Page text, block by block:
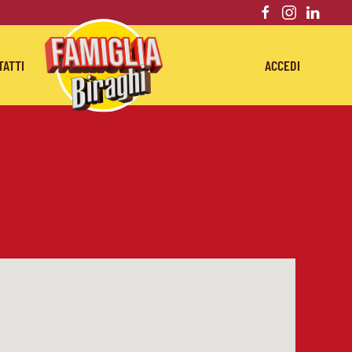
ACCEDI